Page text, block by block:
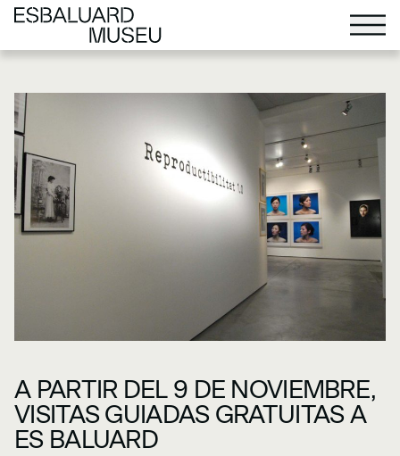
A PARTIR DEL 9 DE NOVIEMBRE,
VISITAS GUIADAS GRATUITAS A
ES BALUARD